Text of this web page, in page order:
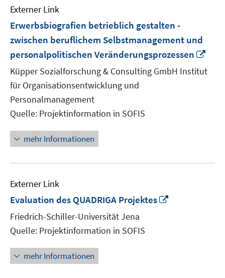
Externer Link
Erwerbsbiografien betrieblich gestalten -
zwischen beruflichem Selbstmanagement und
personalpolitischen Veränderungsprozessen
Küpper Sozialforschung & Consulting GmbH Institut
für Organisationsentwicklung und
Personalmanagement
Quelle: Projektinformation in SOFIS
mehr Informationen
Externer Link
Evaluation des QUADRIGA Projektes
Friedrich-Schiller-Universität Jena
Quelle: Projektinformation in SOFIS
mehr Informationen